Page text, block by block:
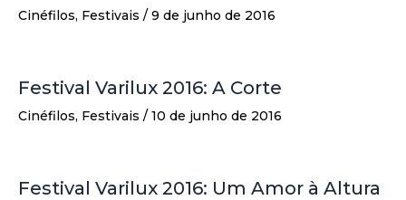
Cinéfilos, Festivais / 9 de junho de 2016
Festival Varilux 2016: A Corte
Cinéfilos, Festivais / 10 de junho de 2016
Festival Varilux 2016: Um Amor à Altura